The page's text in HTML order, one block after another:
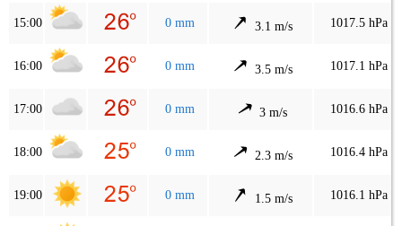
15:00 0 mm 3.1 m/s 1017.5 hPa
16:00 0 mm 3.5 m/s 1017.1 hPa
17:00 0 mm 3 m/s 1016.6 hPa
18:00 0 mm 2.3 m/s 1016.4 hPa
19:00 0 mm 1.5 m/s 1016.1 hPa